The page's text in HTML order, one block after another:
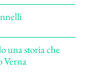
una storia che
Verna